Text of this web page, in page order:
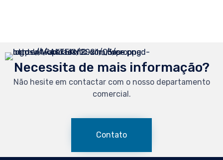
Necessita de mais informação?
Não hesite em contactar com o nosso departamento
comercial.
Contato